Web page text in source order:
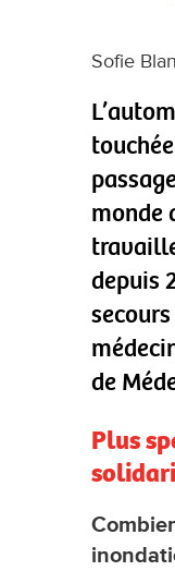
Sofie
monde
depuis
de
Plus